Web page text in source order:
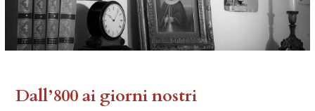
Dall’800 ai giorni nostri